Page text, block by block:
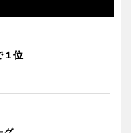
１位